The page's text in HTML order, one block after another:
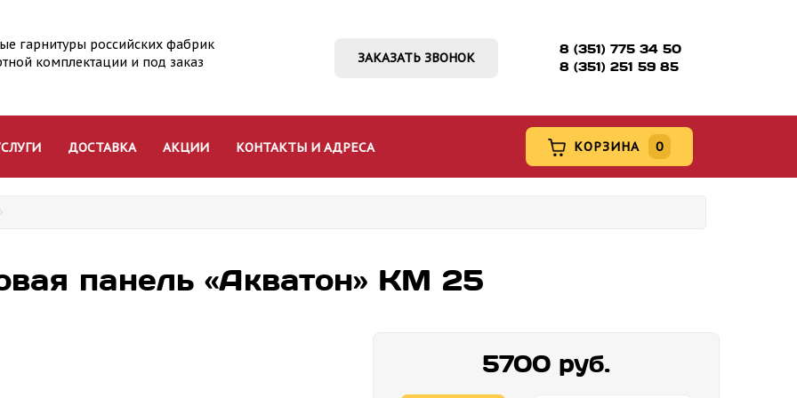
гарнитуры российских фабрик
комплектации и под заказ
ЗАКАЗАТЬ ЗВОНОК
8 (351) 775 34 50
8 (351) 251 59 85
ДОСТАВКА АКЦИИ КОНТАКТЫ И АДРЕСА КОРЗИНА 0
панель «Акватон» КМ 25
5700 руб.